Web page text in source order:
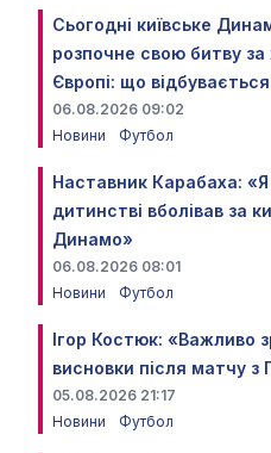
Сьогодні київське
розпочне свою битву
Європі: що відбувається
06.08.2026 09:02
Новини
Футбол
Наставник Карабаха:
дитинстві вболівав за
Динамо»
06.08.2026 08:01
Новини
Футбол
Ігор Костюк: «Важливо
висновки після матчу з
05.08.2026 21:17
Новини
Футбол